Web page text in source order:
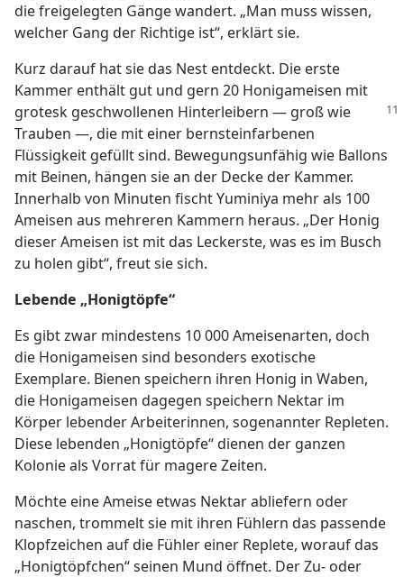
die freigelegten Gänge wandert. „Man muss wissen,
welcher Gang der Richtige ist“, erklärt sie.
Kurz darauf hat sie das Nest entdeckt. Die erste
Kammer enthält gut und gern 20 Honigameisen mit
grotesk geschwollenen Hinterleibern — groß wie
Trauben —, die mit einer bernsteinfarbenen
Flüssigkeit gefüllt sind. Bewegungsunfähig wie Ballons
mit Beinen, hängen sie an der Decke der Kammer.
Innerhalb von Minuten fischt Yuminiya mehr als 100
Ameisen aus mehreren Kammern heraus. „Der Honig
dieser Ameisen ist mit das Leckerste, was es im Busch
zu holen gibt“, freut sie sich.
Lebende „Honigtöpfe“
Es gibt zwar mindestens 10 000 Ameisenarten, doch
die Honigameisen sind besonders exotische
Exemplare. Bienen speichern ihren Honig in Waben,
die Honigameisen dagegen speichern Nektar im
Körper lebender Arbeiterinnen, sogenannter Repleten.
Diese lebenden „Honigtöpfe“ dienen der ganzen
Kolonie als Vorrat für magere Zeiten.
Möchte eine Ameise etwas Nektar abliefern oder
naschen, trommelt sie mit ihren Fühlern das passende
Klopfzeichen auf die Fühler einer Replete, worauf das
„Honigtöpfchen“ seinen Mund öffnet. Der Zu- oder